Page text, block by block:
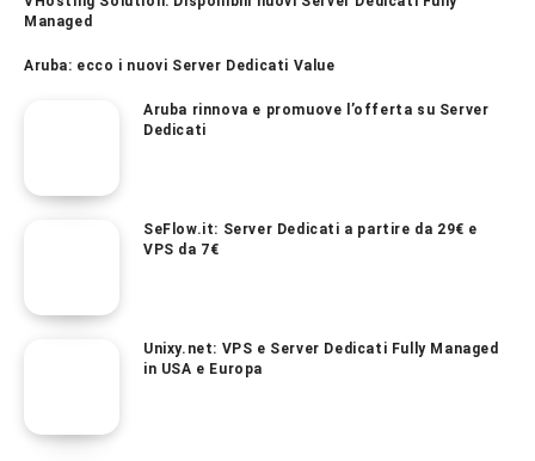
Managed
Aruba: ecco i nuovi Server Dedicati Value
Aruba rinnova e promuove l’offerta su Server
Dedicati
SeFlow.it: Server Dedicati a partire da 29€ e
VPS da 7€
Unixy.net: VPS e Server Dedicati Fully Managed
in USA e Europa